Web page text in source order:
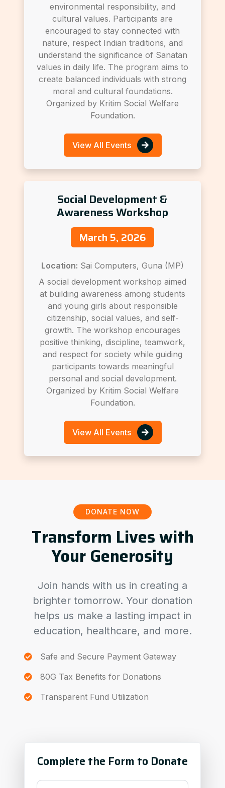
environmental responsibility, and
cultural values. Participants are
encouraged to stay connected with
nature, respect Indian traditions, and
understand the significance of Sanatan
values in daily life. The program aims to
create balanced individuals with strong
moral and cultural foundations.
Organized by Kritim Social Welfare
Foundation.
View All Events
Social Development &
Awareness Workshop
March 5, 2026
Location: Sai Computers, Guna (MP)
A social development workshop aimed
at building awareness among students
and young girls about responsible
citizenship, social values, and self-
growth. The workshop encourages
positive thinking, discipline, teamwork,
and respect for society while guiding
participants towards meaningful
personal and social development.
Organized by Kritim Social Welfare
Foundation.
View All Events
DONATE NOW
Transform Lives with
Your Generosity
Join hands with us in creating a
brighter tomorrow. Your donation
helps us make a lasting impact in
education, healthcare, and more.
Safe and Secure Payment Gateway
80G Tax Benefits for Donations
Transparent Fund Utilization
Complete the Form to Donate